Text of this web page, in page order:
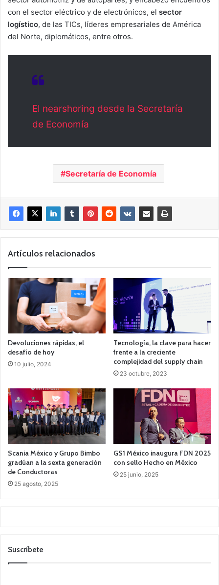
con el sector eléctrico y de electrónicos, el sector
logístico, de las TICs, líderes empresariales de América
del Norte, diplomáticos, entre otros.
El nearshoring desde la Secretaría
de Economía
Secretaría de Economía
Artículos relacionados
Devoluciones rápidas, el
desafío de hoy
10 julio, 2024
Tecnología, la clave para hacer
frente a la creciente
complejidad del supply chain
23 octubre, 2023
Scania México y Grupo Bimbo
gradúan a la sexta generación
de Conductoras
25 agosto, 2025
GS1 México inaugura FDN 2025
con sello Hecho en México
25 junio, 2025
Suscríbete